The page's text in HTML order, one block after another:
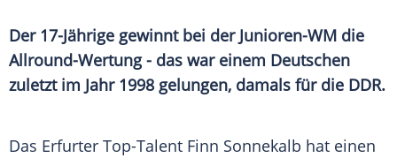
Der 17-Jährige gewinnt bei der Junioren-WM die
Allround-Wertung - das war einem Deutschen
zuletzt im Jahr 1998 gelungen, damals für die DDR.
Das Erfurter Top-Talent Finn Sonnekalb hat einen